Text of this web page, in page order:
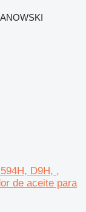
D9H, ,
de aceite para